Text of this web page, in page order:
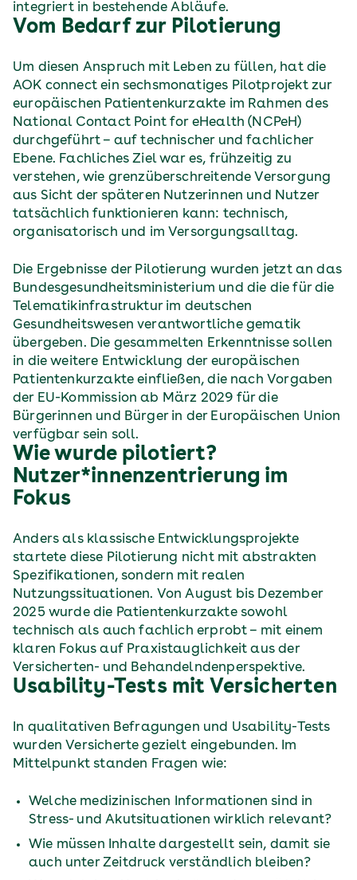
integriert in bestehende Abläufe.
Vom Bedarf zur Pilotierung
Um diesen Anspruch mit Leben zu füllen, hat die
AOK connect ein sechsmonatiges Pilotprojekt zur
europäischen Patientenkurzakte im Rahmen des
National Contact Point for eHealth (NCPeH)
durchgeführt – auf technischer und fachlicher
Ebene. Fachliches Ziel war es, frühzeitig zu
verstehen, wie grenzüberschreitende Versorgung
aus Sicht der späteren Nutzerinnen und Nutzer
tatsächlich funktionieren kann: technisch,
organisatorisch und im Versorgungsalltag.
Die Ergebnisse der Pilotierung wurden jetzt an das
Bundesgesundheitsministerium und die die für die
Telematikinfrastruktur im deutschen
Gesundheitswesen verantwortliche gematik
übergeben. Die gesammelten Erkenntnisse sollen
in die weitere Entwicklung der europäischen
Patientenkurzakte einfließen, die nach Vorgaben
der EU-Kommission ab März 2029 für die
Bürgerinnen und Bürger in der Europäischen Union
verfügbar sein soll.
Wie wurde pilotiert?
Nutzer*innenzentrierung im
Fokus
Anders als klassische Entwicklungsprojekte
startete diese Pilotierung nicht mit abstrakten
Spezifikationen, sondern mit realen
Nutzungssituationen. Von August bis Dezember
2025 wurde die Patientenkurzakte sowohl
technisch als auch fachlich erprobt – mit einem
klaren Fokus auf Praxistauglichkeit aus der
Versicherten- und Behandelndenperspektive.
Usability-Tests mit Versicherten
In qualitativen Befragungen und Usability-Tests
wurden Versicherte gezielt eingebunden. Im
Mittelpunkt standen Fragen wie:
Welche medizinischen Informationen sind in
Stress- und Akutsituationen wirklich relevant?
Wie müssen Inhalte dargestellt sein, damit sie
auch unter Zeitdruck verständlich bleiben?